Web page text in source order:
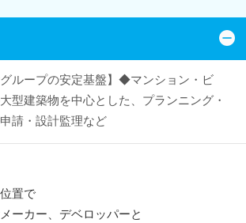
グループの安定基盤】◆マンション・ビ
型建築物を中心とした、プランニング・
請・設計監理など
置で
ーカー、デベロッパーと